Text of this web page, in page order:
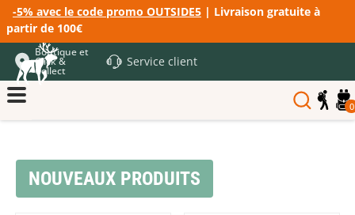
-5% avec le code promo OUTSIDE5 | Livraison gratuite à
partir de 100€
Boutique et
Click &
Collect
Service client
0
NOUVEAUX PRODUITS